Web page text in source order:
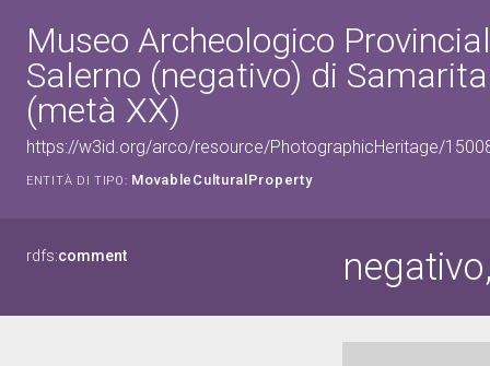
Museo Archeologico
Salerno (negativo) di
(metà XX)
https://w3id.org/arco/resource/PhotographicHeritage/
ENTITÀ DI TIPO: MovableCulturalProperty
rdfs:comment